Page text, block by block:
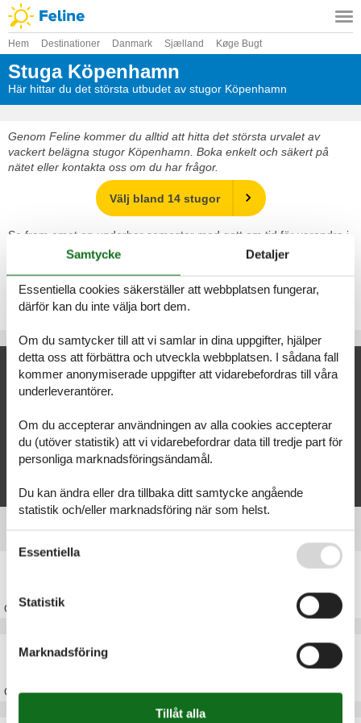
Hem Destinationer Danmark Sjælland Køge Bugt
Stuga Köpenhamn
Här hittar du det största utbudet av stugor Köpenhamn
Genom Feline kommer du alltid att hitta det största urvalet av
vackert belägna stugor Köpenhamn. Boka enkelt och säkert på
nätet eller kontakta oss om du har frågor.
Välj bland 14 stugor
Se fram emot en underbar semester med gott om tid för varandra i
en vacker stuga Köpenhamn
Välj bland 14 stugor
Erbjudanden och rabatter på
semesterupplevelser
inspireras och få ut det mesta av din semester med attraktiva
rabatter och unika upplevelser.
OmKøge Bugt
Stuga Sjælland
OmSjælland
Samtycke Detaljer
Essentiella cookies säkerställer att webbplatsen fungerar,
därför kan du inte välja bort dem.
Om du samtycker till att vi samlar in dina uppgifter, hjälper
detta oss att förbättra och utveckla webbplatsen. I sådana fall
kommer anonymiserade uppgifter att vidarebefordras till våra
underleverantörer.
Om du accepterar användningen av alla cookies accepterar
du (utöver statistik) att vi vidarebefordrar data till tredje part för
personliga marknadsföringsändamål.
Du kan ändra eller dra tillbaka ditt samtycke angående
statistik och/eller marknadsföring när som helst.
Essentiella
Statistik
Marknadsföring